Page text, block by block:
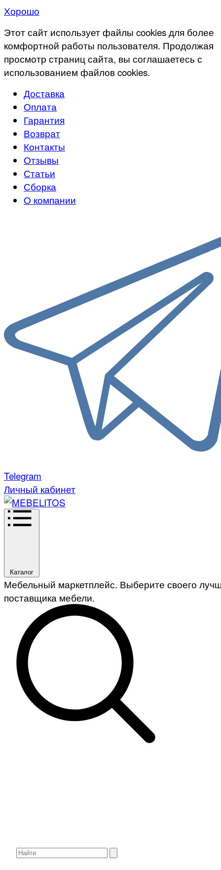
Хорошо
Этот сайт использует файлы cookies для более
комфортной работы пользователя. Продолжая
просмотр страниц сайта, вы соглашаетесь с
использованием файлов cookies.
Доставка
Оплата
Гарантия
Возврат
Контакты
Отзывы
Статьи
Сборка
О компании
Telegram
Личный кабинет
Каталог
Мебельный маркетплейс. Выберите своего
поставщика мебели.